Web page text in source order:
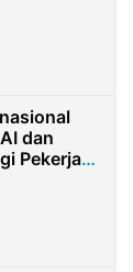
dan
Pekerja